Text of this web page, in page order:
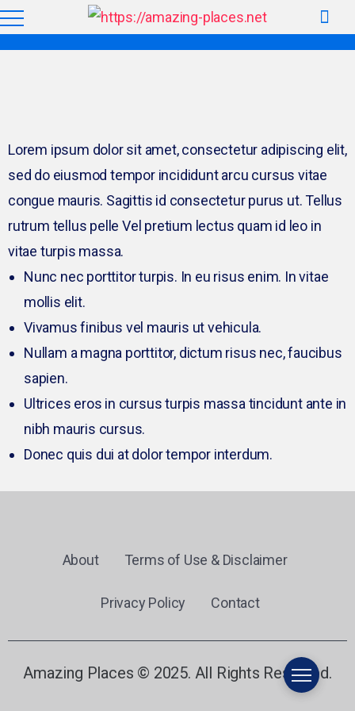
Lorem ipsum dolor sit amet, consectetur adipiscing elit,
sed do eiusmod tempor incididunt arcu cursus vitae
congue mauris. Sagittis id consectetur purus ut. Tellus
rutrum tellus pelle Vel pretium lectus quam id leo in
vitae turpis massa.
Nunc nec porttitor turpis. In eu risus enim. In vitae
mollis elit.
Vivamus finibus vel mauris ut vehicula.
Nullam a magna porttitor, dictum risus nec, faucibus
sapien.
Ultrices eros in cursus turpis massa tincidunt ante in
nibh mauris cursus.
Donec quis dui at dolor tempor interdum.
About Terms of Use & Disclaimer
Privacy Policy Contact
Amazing Places © 2025. All Rights Reserved.